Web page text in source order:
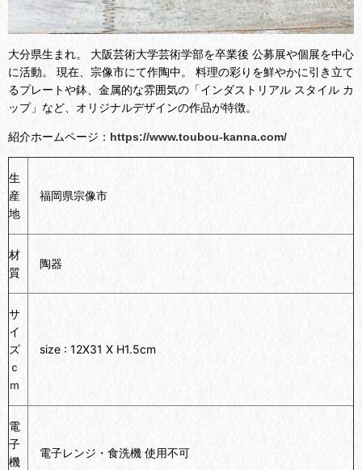
大分県生まれ。 大阪芸術大学芸術学部を卒業後 公募展や個展を中心
に活動。 現在、 宗像市にて作陶中。 料理の彩りを鮮やかに引き立て
るプレートや鉢、金属的な雰囲気の「インダストリアル スタイル カ
ップ」など、オリジナルデザインの作品が特徴。
紹介ホームページ： https://www.toubou-kanna.com/
生
産
地
福岡県宗像市
材
質
陶器
サ
イ
ズ
ｃ
ｍ
size : 12X31 X H1.5cm
電
子
機
電子レンジ・食洗機 使用不可